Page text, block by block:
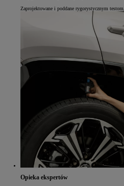
Zaprojektowane i poddane rygorystycznym
Opieka ekspertów